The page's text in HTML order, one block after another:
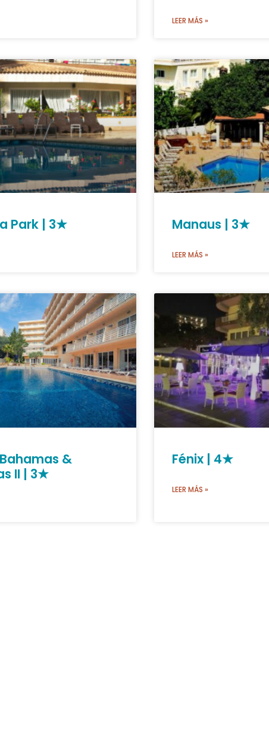
LEER MÁS »
Park | 3★ Manaus | 3★
LEER MÁS »
&
II | 3★
Fénix | 4★
LEER MÁS »